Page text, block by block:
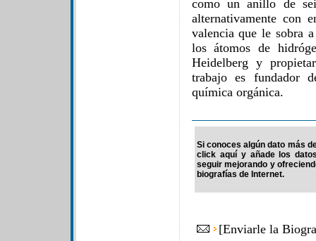
como un anillo de
alternativamente con
valencia que le sobra
los átomos de
Heidelberg y
trabajo es fundador
química orgánica.
Si conoces algún dato más
click aquí y añade los
seguir mejorando y
biografías de Internet.
[Enviarle la